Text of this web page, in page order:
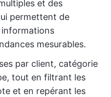
et des
permettent de
informations
mesurables.
par client, catégorie
tout en filtrant les
et en repérant les